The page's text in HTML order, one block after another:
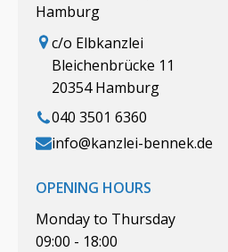
Hamburg
c/o Elbkanzlei
Bleichenbrücke 11
20354 Hamburg
040 3501 6360
info@kanzlei-bennek.de
OPENING HOURS
Monday to Thursday
09:00 - 18:00